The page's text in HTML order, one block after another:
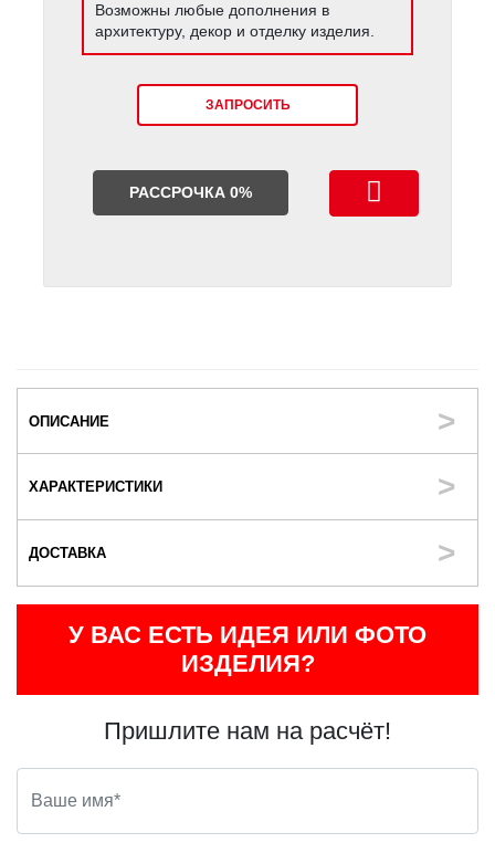
Возможны любые дополнения в
архитектуру, декор и отделку изделия.
ЗАПРОСИТЬ
РАССРОЧКА 0%
ОПИСАНИЕ
ХАРАКТЕРИСТИКИ
ДОСТАВКА
У ВАС ЕСТЬ ИДЕЯ ИЛИ ФОТО
ИЗДЕЛИЯ?
Пришлите нам на расчёт!